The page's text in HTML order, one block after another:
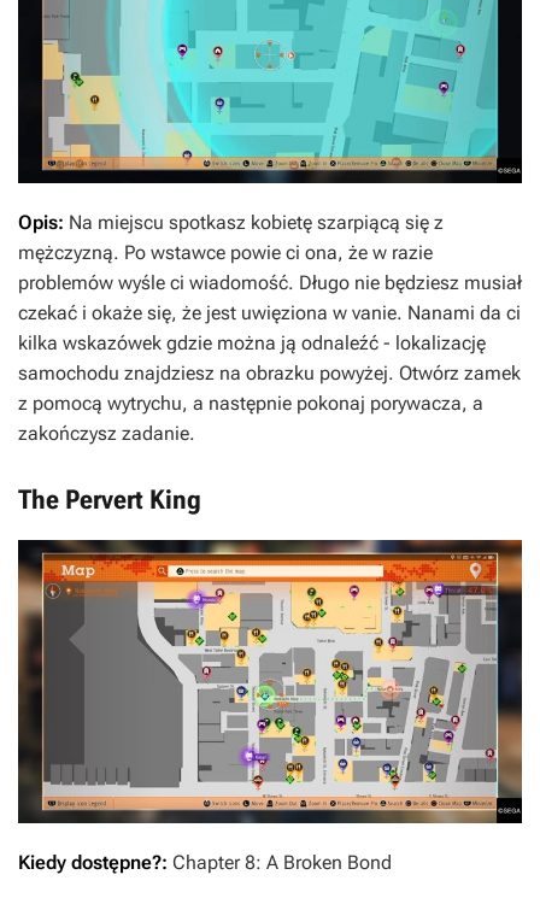
Opis: Na miejscu spotkasz kobietę szarpiącą się z
mężczyzną. Po wstawce powie ci ona, że w razie
problemów wyśle ci wiadomość. Długo nie będziesz musiał
czekać i okaże się, że jest uwięziona w vanie. Nanami da ci
kilka wskazówek gdzie można ją odnaleźć - lokalizację
samochodu znajdziesz na obrazku powyżej. Otwórz zamek
z pomocą wytrychu, a następnie pokonaj porywacza, a
zakończysz zadanie.
The Pervert King
Kiedy dostępne?: Chapter 8: A Broken Bond